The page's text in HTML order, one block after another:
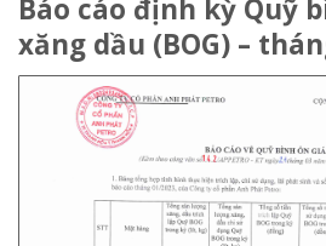
Báo cáo định kỳ Quỹ
xăng dầu (BOG) –